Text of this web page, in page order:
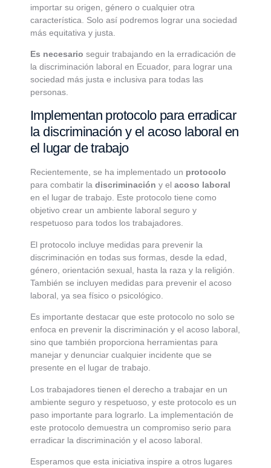
importar su origen, género o cualquier otra
característica. Solo así podremos lograr una sociedad
más equitativa y justa.
Es necesario seguir trabajando en la erradicación de
la discriminación laboral en Ecuador, para lograr una
sociedad más justa e inclusiva para todas las
personas.
Implementan protocolo para erradicar
la discriminación y el acoso laboral en
el lugar de trabajo
Recientemente, se ha implementado un protocolo
para combatir la discriminación y el acoso laboral
en el lugar de trabajo. Este protocolo tiene como
objetivo crear un ambiente laboral seguro y
respetuoso para todos los trabajadores.
El protocolo incluye medidas para prevenir la
discriminación en todas sus formas, desde la edad,
género, orientación sexual, hasta la raza y la religión.
También se incluyen medidas para prevenir el acoso
laboral, ya sea físico o psicológico.
Es importante destacar que este protocolo no solo se
enfoca en prevenir la discriminación y el acoso laboral,
sino que también proporciona herramientas para
manejar y denunciar cualquier incidente que se
presente en el lugar de trabajo.
Los trabajadores tienen el derecho a trabajar en un
ambiente seguro y respetuoso, y este protocolo es un
paso importante para lograrlo. La implementación de
este protocolo demuestra un compromiso serio para
erradicar la discriminación y el acoso laboral.
Esperamos que esta iniciativa inspire a otros lugares